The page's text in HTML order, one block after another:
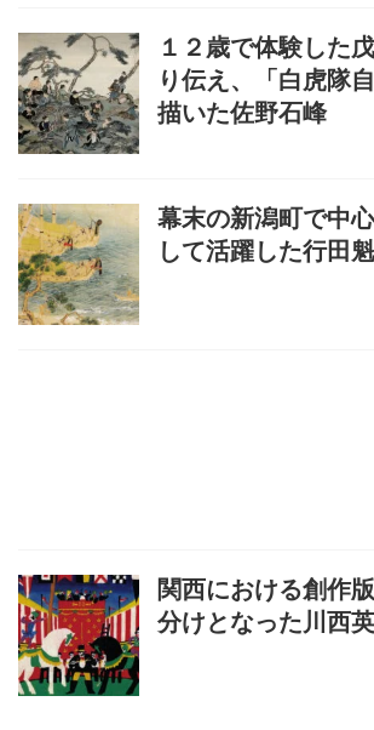
１２歳で体験した
り伝え、「白虎隊
描いた佐野石峰
幕末の新潟町で中
して活躍した行田
関西における創作
分けとなった川西英